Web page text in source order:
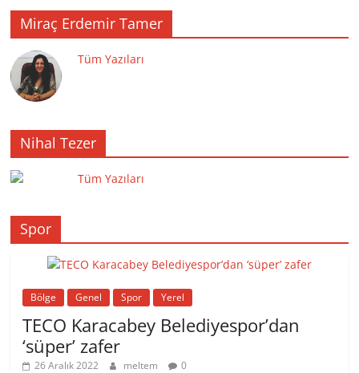
Miraç Erdemir Tamer
Tüm Yazıları
Nihal Tezer
Tüm Yazıları
Spor
Bölge Genel Spor Yerel
TECO Karacabey Belediyespor’dan
‘süper’ zafer
26 Aralık 2022 meltem 0